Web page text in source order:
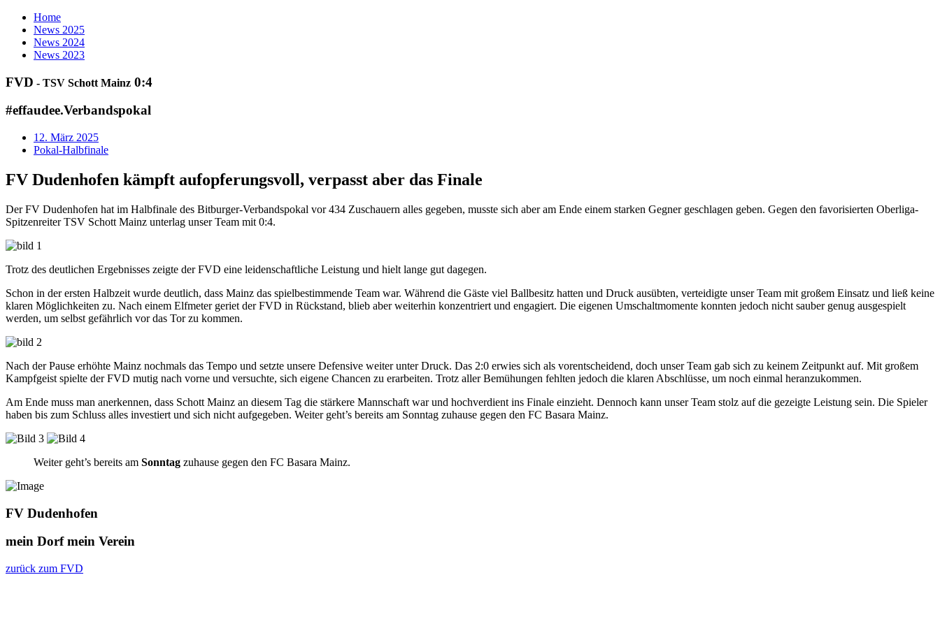
Home
News 2025
News 2024
News 2023
FVD - TSV Schott Mainz 0:4
#effaudee.Verbandspokal
12. März 2025
Pokal-Halbfinale
FV Dudenhofen kämpft aufopferungsvoll, verpasst aber das Finale
Der FV Dudenhofen hat im Halbfinale des Bitburger-Verbandspokal vor 434 Zuschauern alles gegeben, musste sich aber am Ende einem starken Gegner geschlagen geben. Gegen den favorisierten Oberliga-
Spitzenreiter TSV Schott Mainz unterlag unser Team mit 0:4.
Trotz des deutlichen Ergebnisses zeigte der FVD eine leidenschaftliche Leistung und hielt lange gut dagegen.
Schon in der ersten Halbzeit wurde deutlich, dass Mainz das spielbestimmende Team war. Während die Gäste viel Ballbesitz hatten und Druck ausübten, verteidigte unser Team mit großem Einsatz und ließ keine
klaren Möglichkeiten zu. Nach einem Elfmeter geriet der FVD in Rückstand, blieb aber weiterhin konzentriert und engagiert. Die eigenen Umschaltmomente konnten jedoch nicht sauber genug ausgespielt
werden, um selbst gefährlich vor das Tor zu kommen.
Nach der Pause erhöhte Mainz nochmals das Tempo und setzte unsere Defensive weiter unter Druck. Das 2:0 erwies sich als vorentscheidend, doch unser Team gab sich zu keinem Zeitpunkt auf. Mit großem
Kampfgeist spielte der FVD mutig nach vorne und versuchte, sich eigene Chancen zu erarbeiten. Trotz aller Bemühungen fehlten jedoch die klaren Abschlüsse, um noch einmal heranzukommen.
Am Ende muss man anerkennen, dass Schott Mainz an diesem Tag die stärkere Mannschaft war und hochverdient ins Finale einzieht. Dennoch kann unser Team stolz auf die gezeigte Leistung sein. Die Spieler
haben bis zum Schluss alles investiert und sich nicht aufgegeben. Weiter geht’s bereits am Sonntag zuhause gegen den FC Basara Mainz.
Weiter geht’s bereits am Sonntag zuhause gegen den FC Basara Mainz.
FV Dudenhofen
mein Dorfmein Verein
zurück zum FVD